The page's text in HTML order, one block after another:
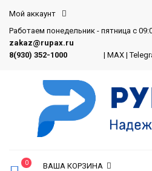
Мой аккаунт
Работаем понедельник - пятница с
zakaz@rupax.ru
8(930) 352-1000
| MAX |
0
ВАША КОРЗИНА